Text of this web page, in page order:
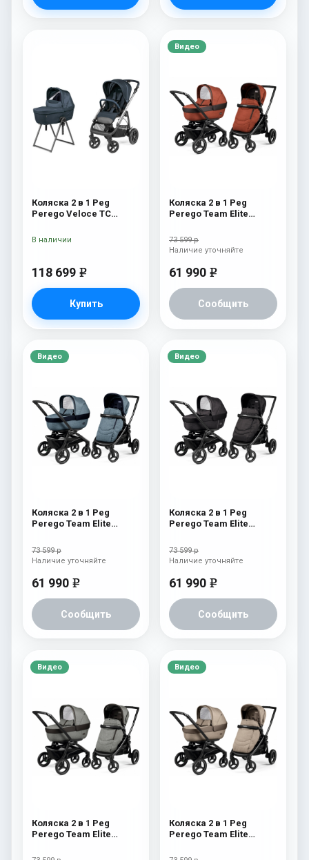
Коляска 2 в 1 Peg
Perego Veloce TC
118 699 e
Купить
В наличии
Видео
Коляска 2 в 1 Peg
Perego Team Elite
73 599 р
61 990 e
Сообщить
Наличие уточняйте
Видео
Коляска 2 в 1 Peg
Perego Team Elite
73 599 р
61 990 e
Сообщить
Наличие уточняйте
Видео
Коляска 2 в 1 Peg
Perego Team Elite
73 599 р
61 990 e
Сообщить
Наличие уточняйте
Видео
Коляска 2 в 1 Peg
Perego Team Elite
Видео
Коляска 2 в 1 Peg
Perego Team Elite